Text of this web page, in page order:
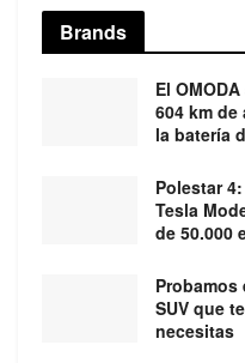
Brands
El
604 km
la batería
Polestar
Tesla
de 50.000
Probamos
SUV que
necesitas